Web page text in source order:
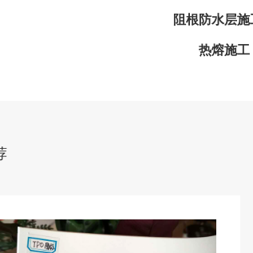
阻根防水层施
热熔施工，